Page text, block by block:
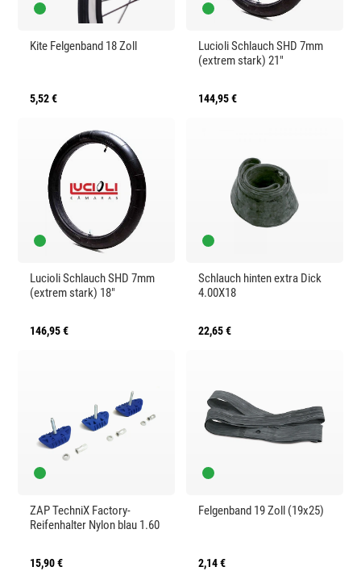
Kite Felgenband 18 Zoll
5,52 €
Lucioli Schlauch SHD 7mm
(extrem stark) 21"
144,95 €
Lucioli Schlauch SHD 7mm
(extrem stark) 18"
146,95 €
Schlauch hinten extra Dick
4.00X18
22,65 €
ZAP TechniX Factory-
Reifenhalter Nylon blau 1.60
15,90 €
Felgenband 19 Zoll (19x25)
2,14 €